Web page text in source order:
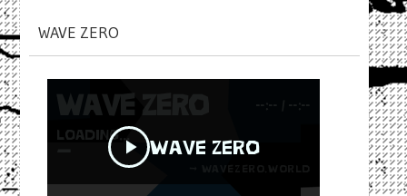
WAVE ZERO